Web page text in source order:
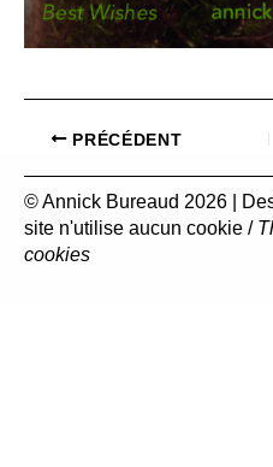
PRÉCÉDENT
© Annick Bureaud 2026 |
site n'utilise aucun cookie /
cookies